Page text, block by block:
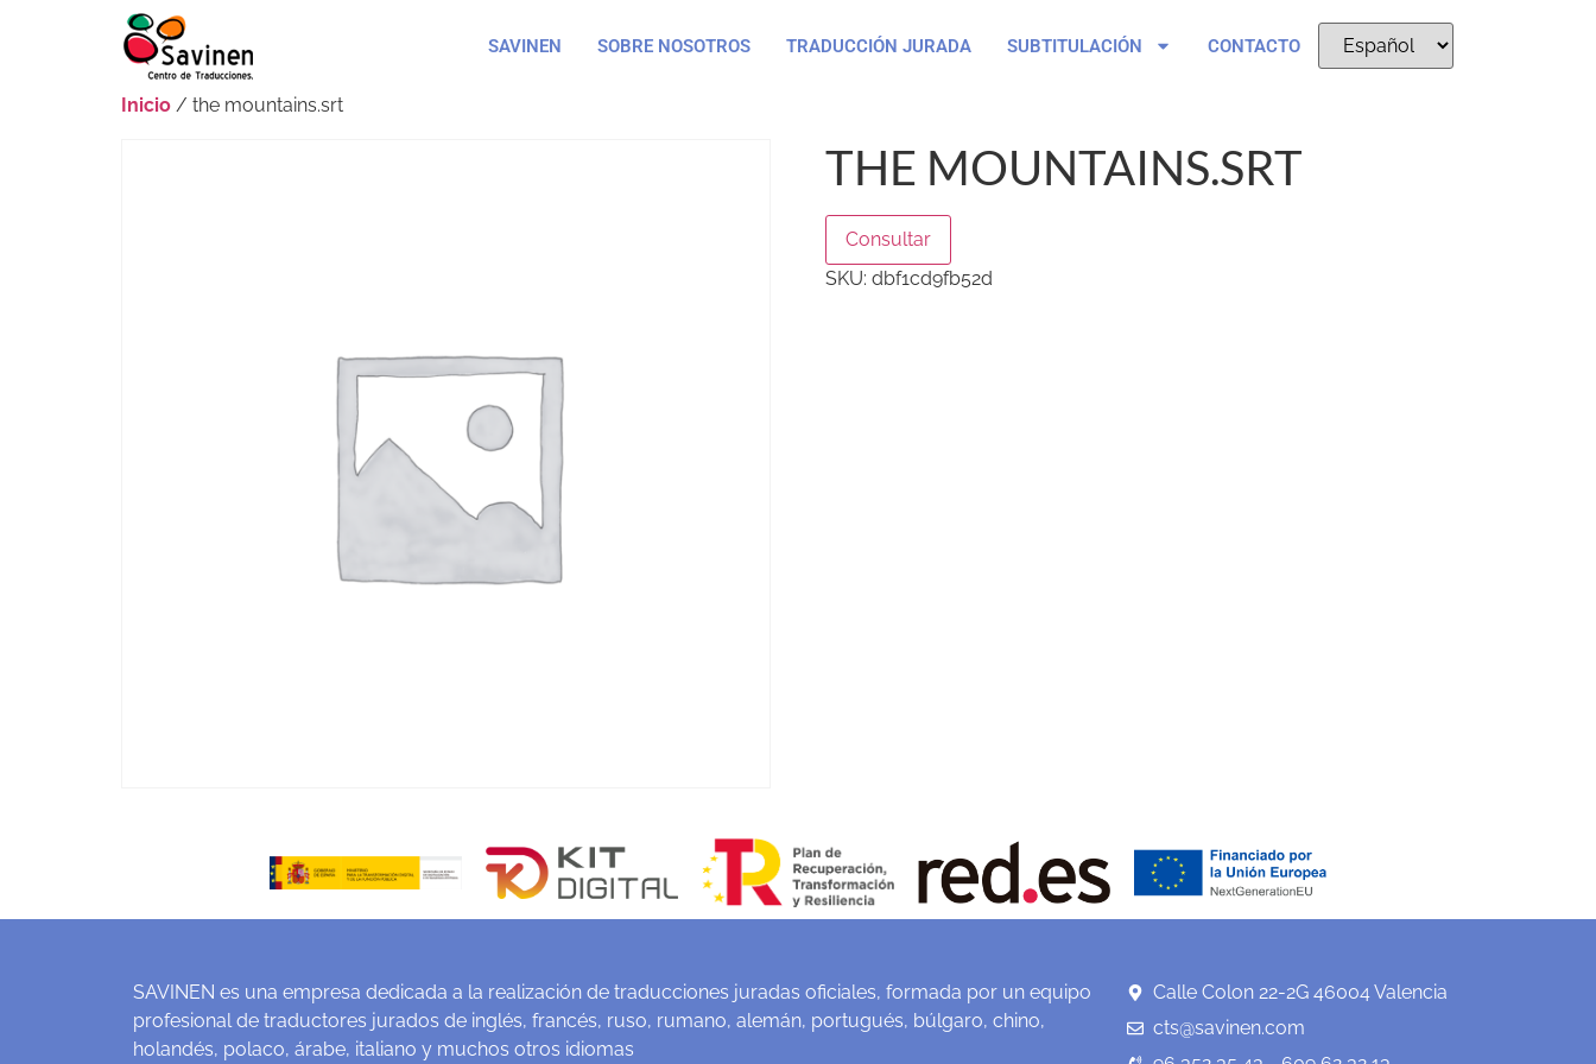
SAVINEN SOBRE NOSOTROS TRADUCCIÓN JURADA SUBTITULACIÓN CONTACTO
Inicio / the mountains.srt
THE MOUNTAINS.SRT
Consultar
SKU: dbf1cd9fb52d
SAVINEN es una empresa dedicada a la realización de traducciones juradas oficiales, formada por un equipo
profesional de traductores jurados de inglés, francés, ruso, rumano, alemán, portugués, búlgaro, chino,
holandés, polaco, árabe, italiano y muchos otros idiomas
Calle Colon 22-2G 46004 Valencia
cts@savinen.com